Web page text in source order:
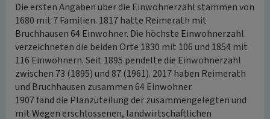
Die ersten Angaben über die Einwohnerzahl stammen von
1680 mit 7 Familien. 1817 hatte Reimerath mit
Bruchhausen 64 Einwohner. Die höchste Einwohnerzahl
verzeichneten die beiden Orte 1830 mit 106 und 1854 mit
116 Einwohnern. Seit 1895 pendelte die Einwohnerzahl
zwischen 73 (1895) und 87 (1961). 2017 haben Reimerath
und Bruchhausen zusammen 64 Einwohner.
1907 fand die Planzuteilung der zusammengelegten und
mit Wegen erschlossenen, landwirtschaftlichen